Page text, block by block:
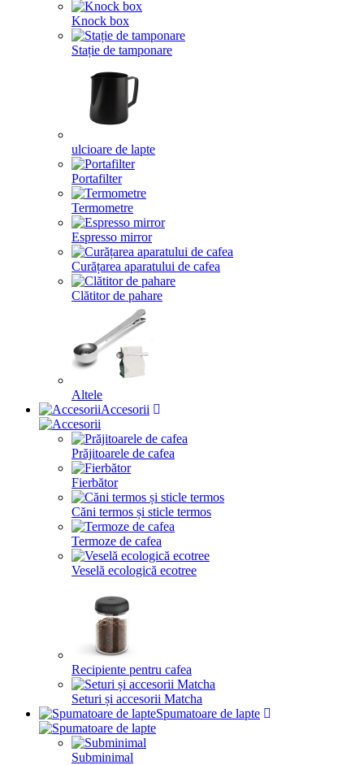
Knock box
Stație de tamponare
ulcioare de lapte
Portafilter
Termometre
Espresso mirror
Curățarea aparatului de cafea
Clătitor de pahare
Altele
Accesorii
Prăjitoarele de cafea
Fierbător
Căni termos și sticle termos
Termoze de cafea
Veselă ecologică ecotree
Recipiente pentru cafea
Seturi și accesorii Matcha
Spumatoare de lapte
Subminimal